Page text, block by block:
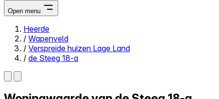
Open menu
Close menu
Heerde
/ Wapenveld
/ Verspreide huizen Lage Land
/ de Steeg 18-a